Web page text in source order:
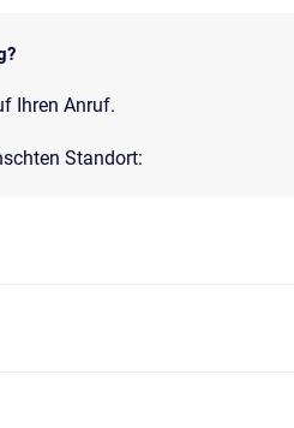
Ihren Anruf.
Standort: